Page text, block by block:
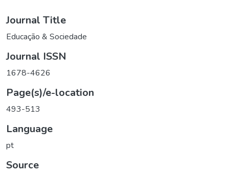
Journal Title
Educação & Sociedade
Journal ISSN
1678-4626
Page(s)/e-location
493-513
Language
pt
Source